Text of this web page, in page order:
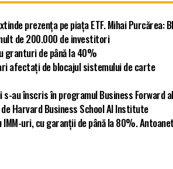
prezența pe piața ETF. Mihai Purcărea:
de 200.000 de investitori
granturi de până la 40%
afectați de blocajul sistemului de carte
au înscris în programul Business Forward al
Harvard Business School AI Institute
IMM-uri, cu garanții de până la 80%.